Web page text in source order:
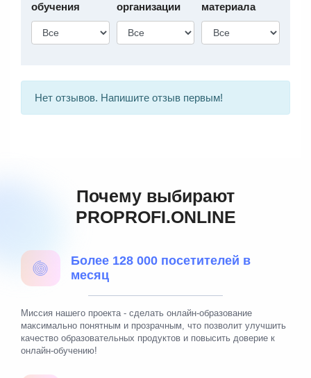
обучения
организации
материала
Нет отзывов. Напишите отзыв первым!
Почему выбирают
PROPROFI.ONLINE
Более 128 000 посетителей в
месяц
Миссия нашего проекта - сделать онлайн-образование
максимально понятным и прозрачным, что позволит улучшить
качество образовательных продуктов и повысить доверие к
онлайн-обучению!